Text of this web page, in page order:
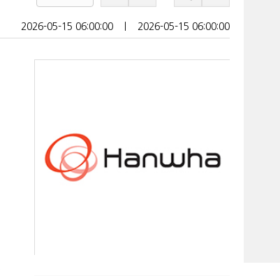
2026-05-15 06:00:00 2026-05-15 06:00:00